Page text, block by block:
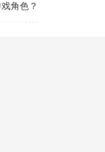
角色？